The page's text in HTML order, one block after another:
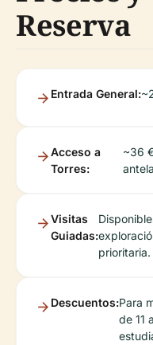
Reserva
Entrada General:
Acceso a
Torres:
~36
Visitas
Guiadas:
prioritaria.
Descuentos:Para
de 11